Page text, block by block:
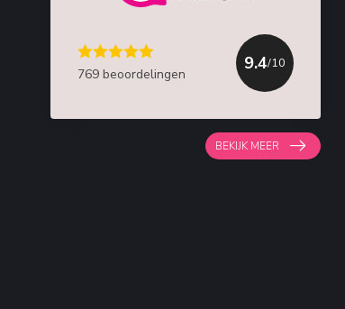
769 beoordelingen
9.4/10
BEKIJK MEER